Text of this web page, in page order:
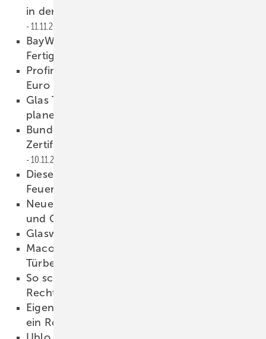
in der Sanierung und im Neubau?
11.11.2022
BayWa bietet ‚Komplettsystem Fenster‘ für
Fertighaushersteller
Profine Energy investiert eine Milliarden
Euro – in Bulgarien
Glas Trösch: Isoliergläser mit 360° Glazing
planen
Bundesverbandes Wintergarten: Erste
Zertifikate für Planer und Monteure
10.11.2022
Diese Pyrobel Glastrennwände trotzen dem
Feuer
Neues AGC Schallschutzglas für Fassaden
und Glaswände
Glaswelt 11/2022 als PDF
Maco reklamiert Innovationsführerschaft im
Türbereich für sich
So schützten Hochsicherheits-Gläser den
Rechtspalast von Amsterdam
Eigentlich keine große Sache, aber das soll
ein Rolltor sein …